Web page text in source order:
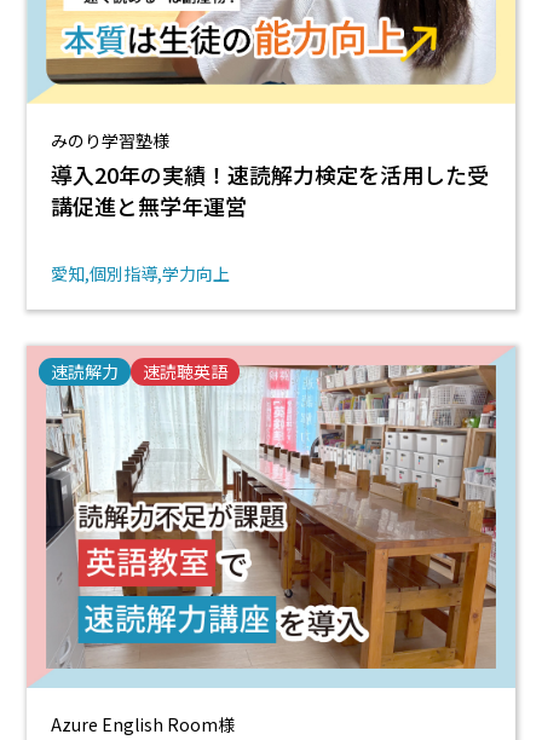
みのり学習塾様
導入20年の実績！速読解力検定を活用した受
講促進と無学年運営
愛知 個別指導 学力向上
速読解力 速読聴英語
Azure English Room様